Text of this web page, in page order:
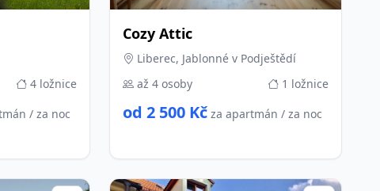
4 ložnice
/ za noc
Cozy Attic
Liberec, Jablonné v Podještědí
až 4 osoby
1 ložnice
od 2 500 Kč za apartmán / za noc